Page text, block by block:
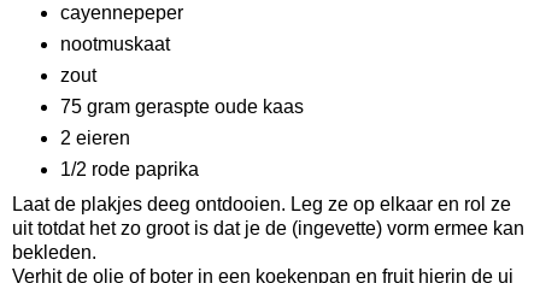
cayennepeper
nootmuskaat
zout
75 gram geraspte oude kaas
2 eieren
1/2 rode paprika
Laat de plakjes deeg ontdooien. Leg ze op elkaar en rol ze
uit totdat het zo groot is dat je de (ingevette) vorm ermee kan
bekleden.
Verhit de olie of boter in een koekenpan en fruit hierin de ui